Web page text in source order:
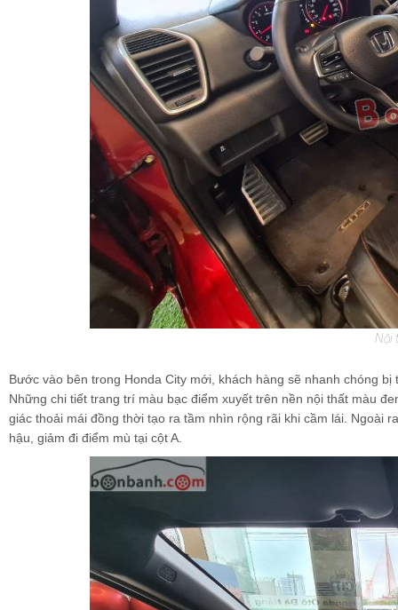
Nội
Bước vào bên trong Honda City mới, khách hàng sẽ nhanh chóng
Những chi tiết trang trí màu bạc điểm xuyết trên nền nội thất màu
giác thoải mái đồng thời tạo ra tầm nhìn rộng rãi khi cầm lái. Ngoài
hậu, giảm đi điểm mù tại cột A.